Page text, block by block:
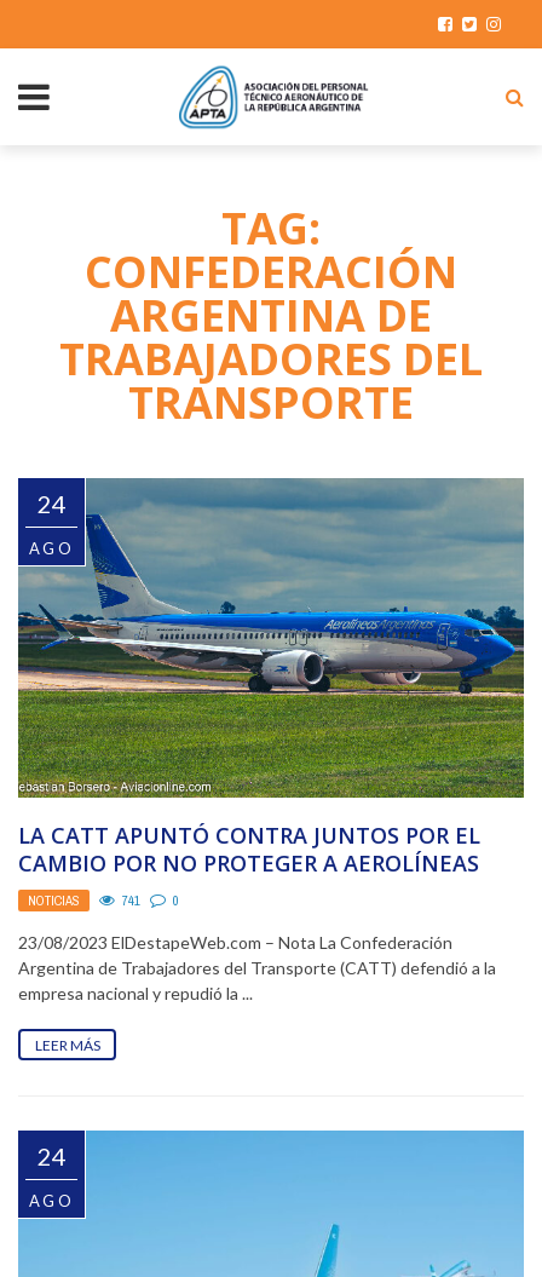
TAG:
CONFEDERACIÓN
ARGENTINA DE
TRABAJADORES DEL
TRANSPORTE
24
AGO
LA CATT APUNTÓ CONTRA JUNTOS POR EL
CAMBIO POR NO PROTEGER A AEROLÍNEAS
ARGENTINAS
NOTICIAS 741 0
23/08/2023 ElDestapeWeb.com – Nota La Confederación
Argentina de Trabajadores del Transporte (CATT) defendió a la
empresa nacional y repudió la ...
LEER MÁS
24
AGO